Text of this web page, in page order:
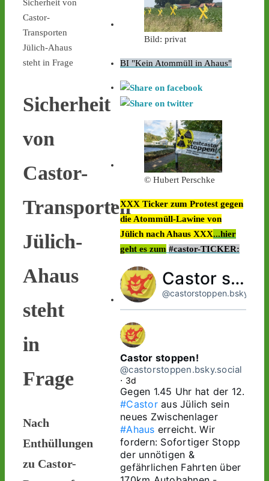
Sicherheit von
Castor-
Transporten
Jülich-Ahaus
steht in Frage
Sicherheit
von
Castor-
Transporten
Jülich-
Ahaus
steht
in
Frage
Nach
Enthüllungen
zu Castor-
Bild: privat
BI "Kein Atommüll in Ahaus"
© Hubert Perschke
XXX Ticker zum Protest gegen
die Atommüll-Lawine von
Jülich nach Ahaus XXX...hier
geht es zum #castor-TICKER:
Castor stoppen!
Castor stoppen!
@castorstoppen.bsky.social
⋅ 3d
#Castor aus Jülich sein
neues Zwischenlager
#Ahaus erreicht. Wir
fordern: Sofortiger Stopp
der unnötigen &
gefährlichen Fahrten über